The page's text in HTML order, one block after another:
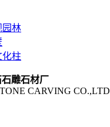
园林
化柱
雕石材厂
CARVING CO.,LTD